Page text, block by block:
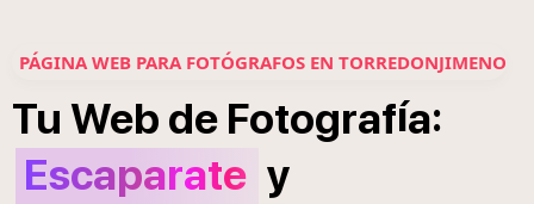
PÁGINA WEB PARA FOTÓGRAFOS EN TORREDONJIMENO
Tu Web de Fotografía:
Escaparate y